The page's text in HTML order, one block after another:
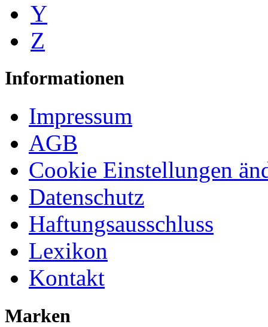
Y
Z
Informationen
Impressum
AGB
Cookie Einstellungen
Datenschutz
Haftungsausschluss
Lexikon
Kontakt
Marken